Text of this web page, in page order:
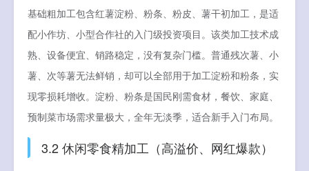
基础粗加工包含红薯淀粉、粉条、粉皮、薯干初加工，是适
配小作坊、小型合作社的入门级投资项目。该类加工技术成
熟、设备便宜、销路稳定，没有复杂门槛。普通残次薯、小
薯、次等薯无法鲜销，却可以全部用于加工淀粉和粉条，实
现零损耗增收。淀粉、粉条是国民刚需食材，餐饮、家庭、
预制菜市场需求量极大，全年无淡季，适合新手入门布局。
3.2 休闲零食精加工（高溢价、网红爆款）